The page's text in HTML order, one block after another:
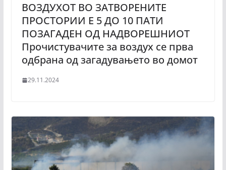
ВОЗДУХОТ ВО ЗАТВОРЕНИТЕ
ПРОСТОРИИ Е 5 ДО 10 ПАТИ
ПОЗАГАДЕН ОД НАДВОРЕШНИОТ
Прочистувачите за воздух се прва
одбрана од загадувањето во домот
29.11.2024